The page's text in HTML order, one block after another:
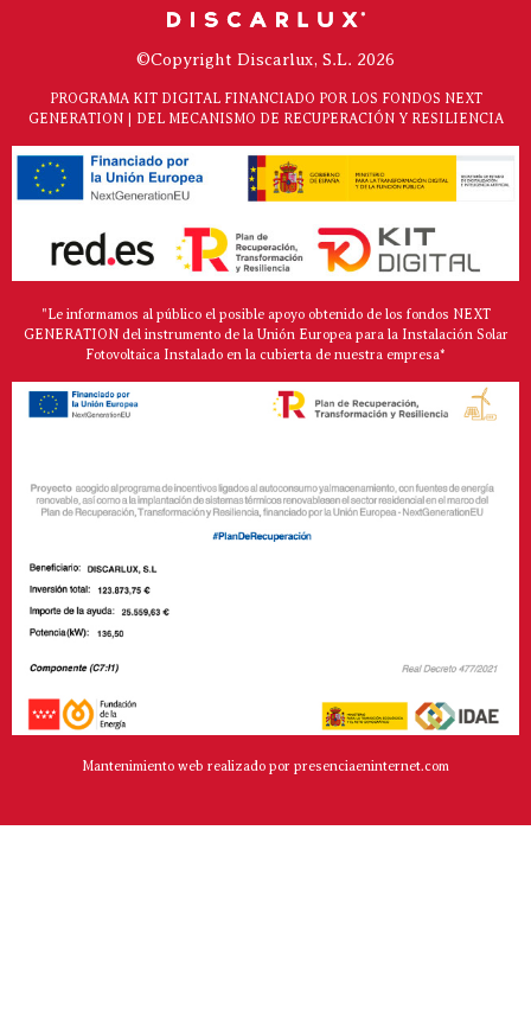
©Copyright Discarlux, S.L. 2026
PROGRAMA KIT DIGITAL FINANCIADO POR LOS FONDOS NEXT
GENERATION | DEL MECANISMO DE RECUPERACIÓN Y RESILIENCIA
"Le informamos al público el posible apoyo obtenido de los fondos NEXT
GENERATION del instrumento de la Unión Europea para la Instalación Solar
Fotovoltaica Instalado en la cubierta de nuestra empresa*
Mantenimiento web realizado por presenciaeninternet.com